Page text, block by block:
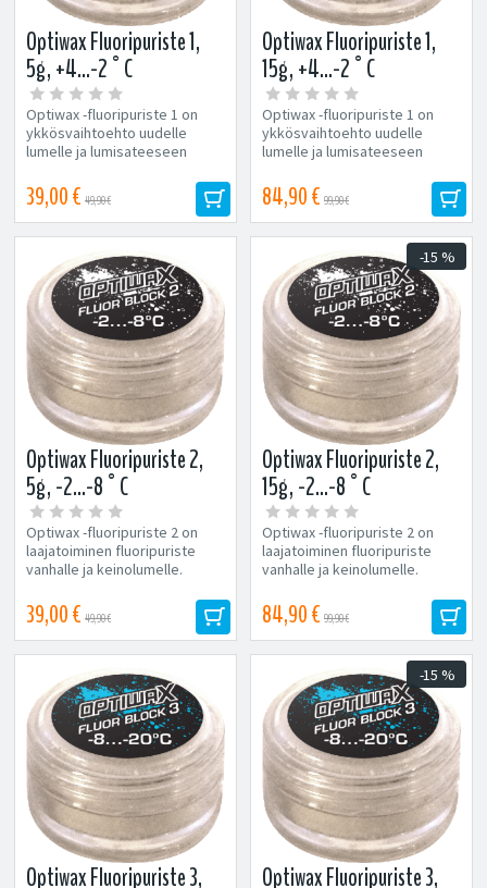
Optiwax Fluoripuriste 1,
5g, +4...-2°C
Optiwax -fluoripuriste 1 on
ykkösvaihtoehto uudelle
lumelle ja lumisateeseen
39,00 € 49,90 €
Optiwax Fluoripuriste 1,
15g, +4...-2°C
Optiwax -fluoripuriste 1 on
ykkösvaihtoehto uudelle
lumelle ja lumisateeseen
84,90 € 99,90 €
Optiwax Fluoripuriste 2,
5g, -2...-8°C
Optiwax -fluoripuriste 2 on
laajatoiminen fluoripuriste
vanhalle ja keinolumelle.
voidaan...
39,00 € 49,90 €
-15 %
Optiwax Fluoripuriste 2,
15g, -2...-8°C
Optiwax -fluoripuriste 2 on
laajatoiminen fluoripuriste
vanhalle ja keinolumelle.
voidaan...
84,90 € 99,90 €
Optiwax Fluoripuriste 3,
-15 %
Optiwax Fluoripuriste 3,